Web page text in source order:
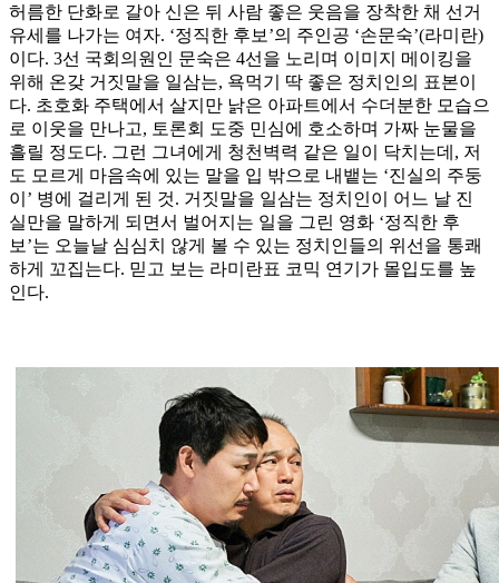
허름한 단화로 갈아 신은 뒤 사람 좋은 웃음을 장착한 채 선거
유세를 나가는 여자. ‘정직한 후보’의 주인공 ‘손문숙’(라미란)
이다. 3선 국회의원인 문숙은 4선을 노리며 이미지 메이킹을
위해 온갖 거짓말을 일삼는, 욕먹기 딱 좋은 정치인의 표본이
다. 초호화 주택에서 살지만 낡은 아파트에서 수더분한 모습으
로 이웃을 만나고, 토론회 도중 민심에 호소하며 가짜 눈물을
흘릴 정도다. 그런 그녀에게 청천벽력 같은 일이 닥치는데, 저
도 모르게 마음속에 있는 말을 입 밖으로 내뱉는 ‘진실의 주둥
이’ 병에 걸리게 된 것. 거짓말을 일삼는 정치인이 어느 날 진
실만을 말하게 되면서 벌어지는 일을 그린 영화 ‘정직한 후
보’는 오늘날 심심치 않게 볼 수 있는 정치인들의 위선을 통쾌
하게 꼬집는다. 믿고 보는 라미란표 코믹 연기가 몰입도를 높
인다.